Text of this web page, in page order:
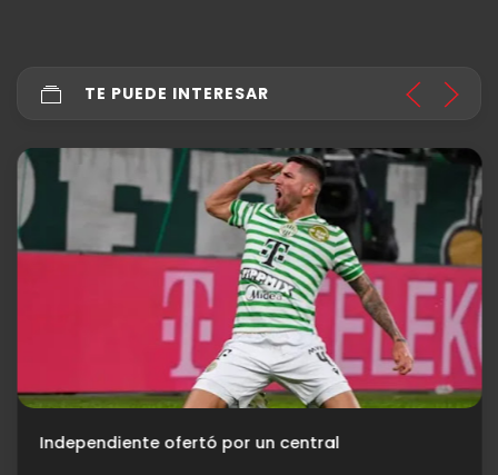
TE PUEDE INTERESAR
Independiente ofertó por un central